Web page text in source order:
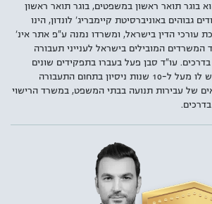
בוגר תואר ראשון במשפטים, בוגר תואר ראשון
גבוהים באוניברסיטת קיימבריג' לונדון, הינו
עורכי הדין בישראל, ומשרדו נמנה ע"פ אתר אינ'
המשרדים המובילים בישראל לענייני תעבורה
בדרכים. עו"ד סבן פעל בעברו בתפקידים שונים
בפרקליטות ובמשטרה ויש לו מעל ל-10 שנות ניסיון בתחום התעבורה
של עבירות תנועה בבתי המשפט, במשרד הרישוי
יומי בכלי התחבורה שברשותם. עם עליית
עולה גם הסיכון לבצע עבירות תנועה במיוחד
לפני שתמצאו את עצמכם מגיעים לבית המשפט או
את האמצעים העומדים לרשותכם – עורכי הדין